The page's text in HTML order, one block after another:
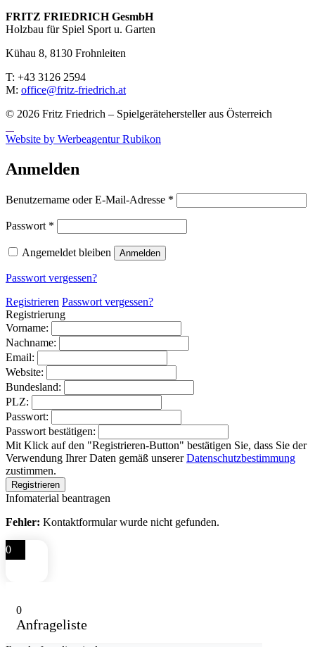
FRITZ FRIED­RICH GesmbH
Holzbau für Spiel Sport u. Garten
Kühau 8, 8130 Frohn­leiten
T: +43 3126 2594
M: office@fritz-fried­rich.at
© 2026 Fritz Friedrich – Spielgerätehersteller aus Österreich
Website by Werbeagentur Rubikon
Anmelden
Benutzername oder E-Mail-Adresse *
Passwort *
Angemeldet bleiben Anmelden
Passwort vergessen?
Registrieren Passwort vergessen?
Registrierung
Vorname:
Nachname:
Email:
Website:
Bundesland:
PLZ:
Passwort:
Passwort bestätigen:
Mit Klick auf den "Registrieren-Button" bestätigen Sie, dass Sie der
Verwendung Ihrer Daten gemäß unsererDatenschutzbestimmung
zustimmen.
Infomaterial beantragen
Fehler: Kontaktformular wurde nicht gefunden.
0
0
Anfrageliste